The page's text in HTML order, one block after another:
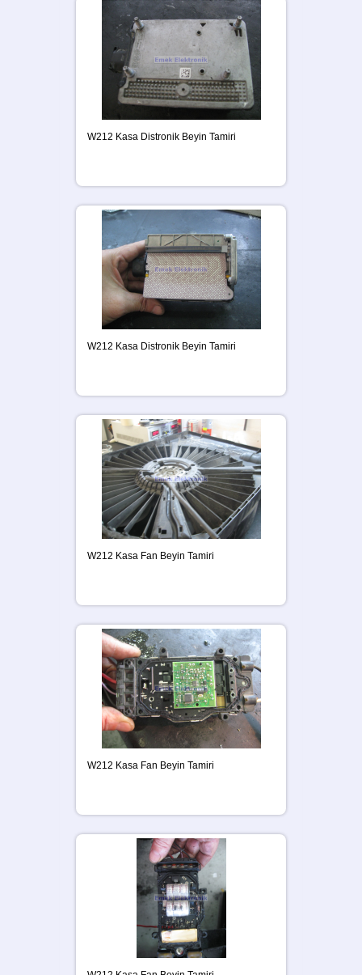
W212 Kasa Distronik Beyin Tamiri
W212 Kasa Distronik Beyin Tamiri
W212 Kasa Fan Beyin Tamiri
W212 Kasa Fan Beyin Tamiri